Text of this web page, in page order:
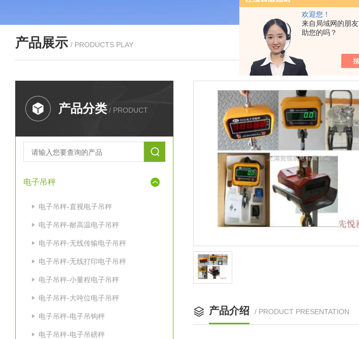
欢迎您！
来自局域网的朋
助您的吗？
产品展示 / PRODUCTS PLAY 我的位置：
产品分类 / PRODUCT
电子吊秤
电子吊秤-直视电子吊秤
电子吊秤-耐高温电子吊秤
电子吊秤-无线传输电子吊秤
电子吊秤-无线打印电子吊秤
电子吊秤-小量程电子吊秤
电子吊秤-大吨位电子吊秤
电子吊秤-电子吊钩秤
电子吊秤-电子吊磅秤
产品介绍 / PRODUCT PRESENTATION